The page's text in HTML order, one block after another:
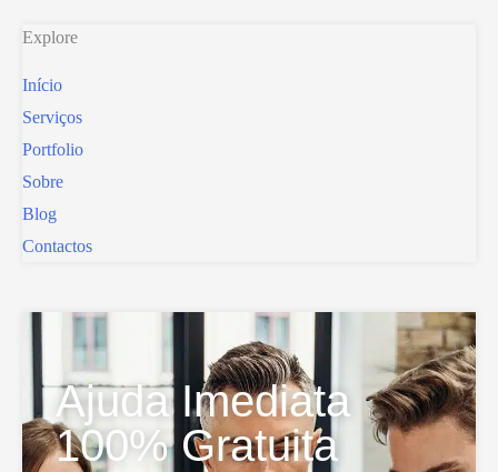
Explore
Início
Serviços
Portfolio
Sobre
Blog
Contactos
Ajuda Imediata
100% Gratuita